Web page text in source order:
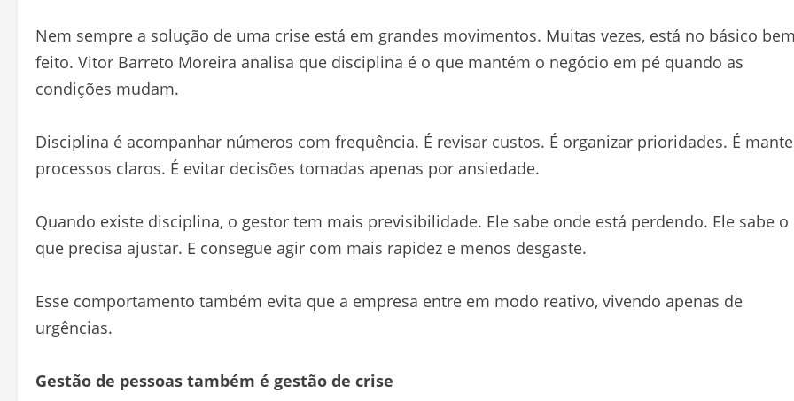
Nem sempre a solução de uma crise está em grandes movimentos. Muitas vezes, está no básico
feito. Vitor Barreto Moreira analisa que disciplina é o que mantém o negócio em pé quando as
condições mudam.
Disciplina é acompanhar números com frequência. É revisar custos. É organizar prioridades. É
processos claros. É evitar decisões tomadas apenas por ansiedade.
Quando existe disciplina, o gestor tem mais previsibilidade. Ele sabe onde está perdendo. Ele sabe o
que precisa ajustar. E consegue agir com mais rapidez e menos desgaste.
Esse comportamento também evita que a empresa entre em modo reativo, vivendo apenas de
urgências.
Gestão de pessoas também é gestão de crise